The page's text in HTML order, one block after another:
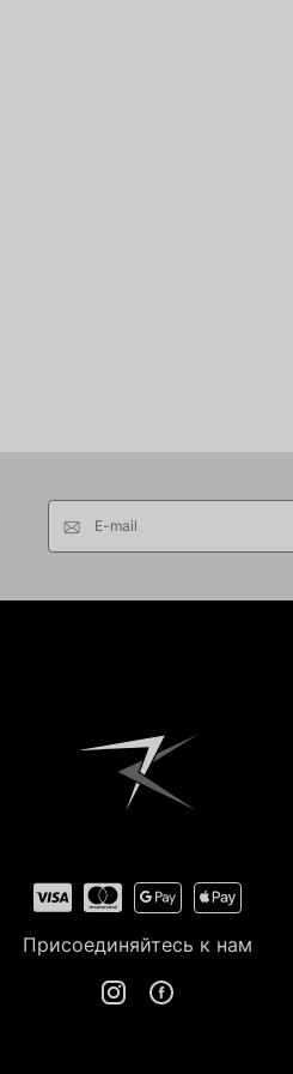
E-mail
Присоединяйтесь к нам